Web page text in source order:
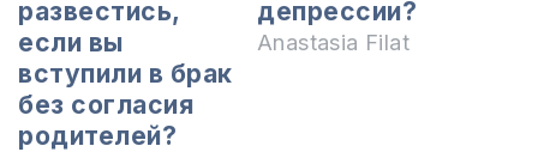
развестись,
если вы
вступили в брак
без согласия
родителей?
депрессии?
Anastasia Filat